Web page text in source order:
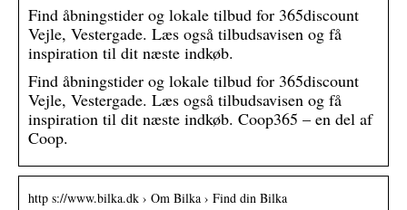
Find åbningstider og lokale tilbud for 365discount
Vejle, Vestergade. Læs også tilbudsavisen og få
inspiration til dit næste indkøb.
Find åbningstider og lokale tilbud for 365discount
Vejle, Vestergade. Læs også tilbudsavisen og få
inspiration til dit næste indkøb. Coop365 – en del af
Coop.
http s://www.bilka.dk › Om Bilka › Find din Bilka